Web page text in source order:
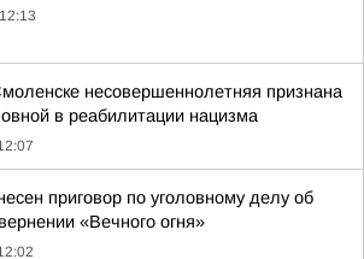
12:13
несовершеннолетняя признана
в реабилитации нацизма
приговор по уголовному делу об
«Вечного огня»